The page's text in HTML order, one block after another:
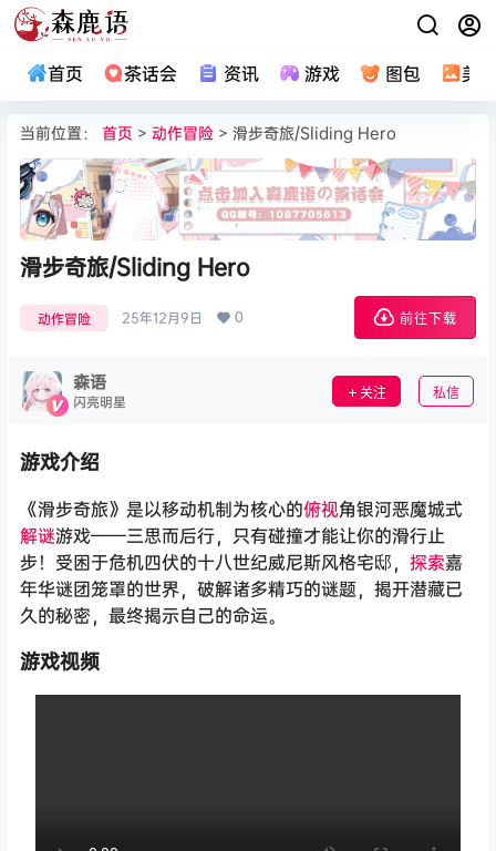
首页 茶话会 资讯 游戏 图包 美
当前位置： 首页 > 动作冒险 > 滑步奇旅/Sliding Hero
滑步奇旅/Sliding Hero
动作冒险 25年12月9日 0 前往下载
森语
闪亮明星 关注 私信
游戏介绍
《滑步奇旅》是以移动机制为核心的俯视角银河恶魔城式
解谜游戏——三思而后行，只有碰撞才能让你的滑行止
步！受困于危机四伏的十八世纪威尼斯风格宅邸， 探索嘉
年华谜团笼罩的世界，破解诸多精巧的谜题，揭开潜藏已
久的秘密，最终揭示自己的命运。
游戏视频